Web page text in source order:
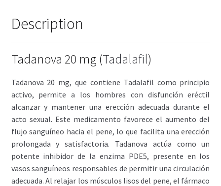
Description
Tadanova 20 mg (Tadalafil)
Tadanova 20 mg, que contiene Tadalafil como principio
activo, permite a los hombres con disfunción eréctil
alcanzar y mantener una erección adecuada durante el
acto sexual. Este medicamento favorece el aumento del
flujo sanguíneo hacia el pene, lo que facilita una erección
prolongada y satisfactoria. Tadanova actúa como un
potente inhibidor de la enzima PDE5, presente en los
vasos sanguíneos responsables de permitir una circulación
adecuada. Al relajar los músculos lisos del pene, el fármaco